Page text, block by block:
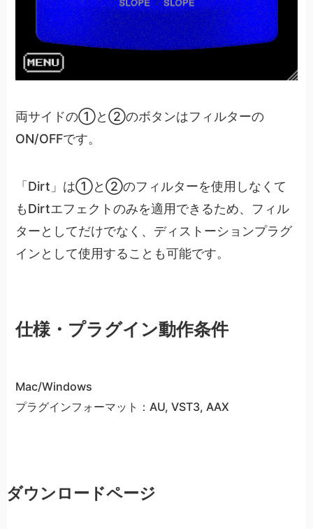
両サイドの①と②のボタンはフィルターの
ON/OFFです。
「Dirt」は①と②のフィルターを使用しなくて
もDirtエフェクトのみを適用できるため、フィル
ターとしてだけでなく、ディストーションプラグ
インとして使用することも可能です。
仕様・プラグイン動作条件
Mac/Windows
プラグインフォーマット：AU, VST3, AAX
ダウンロードページ